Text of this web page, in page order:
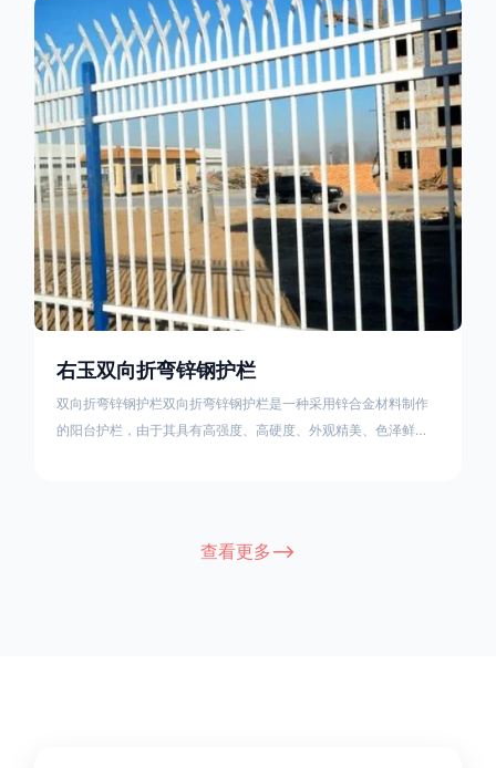
护栏产品的表面设计较为圆滑，减少人员不小心碰触锌钢草坪护
栏产品的伤害值。在安装前，土木建筑为砖砌或混凝土浇筑奠定
了的基础
右玉双向折弯锌钢护栏
双向折弯锌钢护栏双向折弯锌钢护栏是一种采用锌合金材料制作
的阳台护栏，由于其具有高强度、高硬度、外观精美、色泽鲜艳
或者咨询厂家客服以获取更准确的信息。
查看更多-->